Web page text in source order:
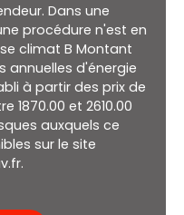
Dans une
procédure n'est en
climat B Montant
annuelles d'énergie
à partir des prix de
1870.00 et 2610.00
auxquels ce
sur le site